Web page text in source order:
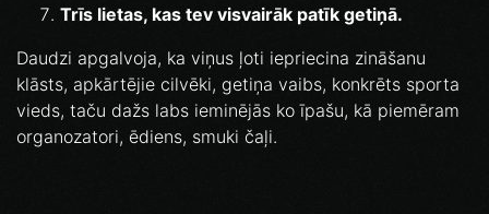
Trīs lietas, kas tev visvairāk patīk getiņā.
Daudzi apgalvoja, ka viņus ļoti iepriecina zināšanu
klāsts, apkārtējie cilvēki, getiņa vaibs, konkrēts sporta
vieds, taču dažs labs ieminējās ko īpašu, kā piemēram
organozatori, ēdiens, smuki čaļi.